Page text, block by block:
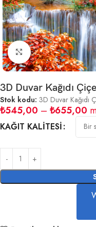
Büyütmek için tıklayın
3D Duvar Kağıdı
Stok kodu: 3D Duvar Kağıdı
₺545,00 – ₺655,00
KAĞIT KALITESI